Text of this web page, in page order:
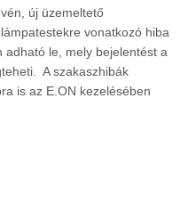
új üzemeltető
vonatkozó hiba
le, mely bejelentést a
A szakaszhibák
is az E.ON kezelésében